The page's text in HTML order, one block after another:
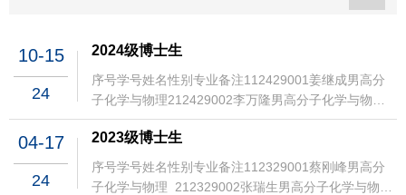
10-15
24
2024级博士生
序号学号姓名性别专业备注112429001姜继成男高分
子化学与物理212429002李万隆男高分子化学与物理
312429003郭蕾女高分子化学与物理412429004陆嘉
灏男高分子化学与物理512429005刘奔腾男高分子材
料612429006宓玉洁女高分子材料712429007方煜女
高分子材料812429008刘作龙男高分子材料
04-17
24
2023级博士生
序号学号姓名性别专业备注112329001蔡刚峰男高分
子化学与物理 212329002张瑞生男高分子化学与物